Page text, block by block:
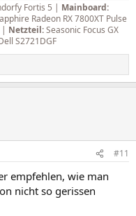
Fortis 5 | Mainboard:
Radeon RX 7800XT Pulse
| Netzteil:Seasonic Focus GX
S2721DGF
#11
empfehlen, wie man
nicht so gerissen